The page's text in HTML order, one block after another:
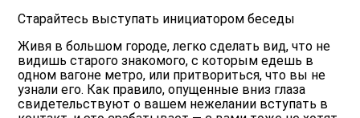
Старайтесь выступать инициатором беседы
Живя в большом городе, легко сделать вид, что не
видишь старого знакомого, с которым едешь в
одном вагоне метро, или притвориться, что вы не
узнали его. Как правило, опущенные вниз глаза
свидетельствуют о вашем нежелании вступать в